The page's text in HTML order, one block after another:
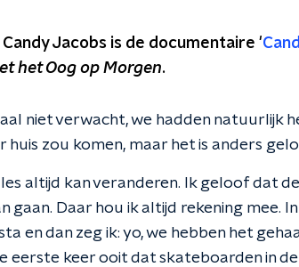
Jacobs is de documentaire '
het Oog op Morgen.
niet verwacht, we hadden natuurlijk
huis zou komen, maar het is anders
altijd kan veranderen. Ik geloof dat
gaan. Daar hou ik altijd rekening mee.
en dan zeg ik: yo, we hebben het
eerste keer ooit dat skateboarden in